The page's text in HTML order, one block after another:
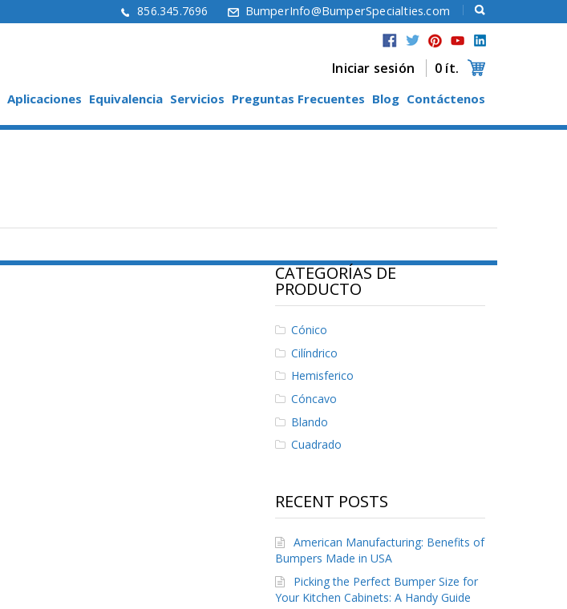
856.345.7696 BumperInfo@BumperSpecialties.com
Iniciar sesión 0 ít.
Aplicaciones Equivalencia Servicios Preguntas Frecuentes Blog Contáctenos
CATEGORÍAS DE
PRODUCTO
Cónico
Cilíndrico
Hemisferico
Cóncavo
Blando
Cuadrado
RECENT POSTS
American Manufacturing: Benefits of
Bumpers Made in USA
Picking the Perfect Bumper Size for
Your Kitchen Cabinets: A Handy Guide